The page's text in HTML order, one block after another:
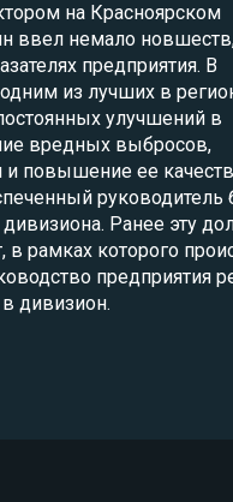
на Красноярском
ввел немало
предприятия. В
из лучших в
улучшений в
вредных выбросов,
повышение ее
руководитель
Ранее эту
рамках которого
предприятия
дивизион.